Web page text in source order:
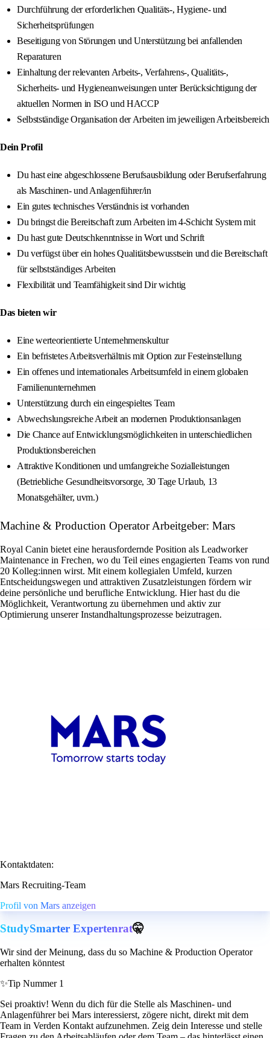
Durchführung der erforderlichen Qualitäts-, Hygiene- und
Sicherheitsprüfungen
Beseitigung von Störungen und Unterstützung bei anfallenden
Reparaturen
Einhaltung der relevanten Arbeits-, Verfahrens-, Qualitäts-,
Sicherheits- und Hygieneanweisungen unter Berücksichtigung der
aktuellen Normen in ISO und HACCP
Selbstständige Organisation der Arbeiten im jeweiligen Arbeitsbereich
Dein Profil
Du hast eine abgeschlossene Berufsausbildung oder Berufserfahrung
als Maschinen- und Anlagenführer/in
Ein gutes technisches Verständnis ist vorhanden
Du bringst die Bereitschaft zum Arbeiten im 4-Schicht System mit
Du hast gute Deutschkenntnisse in Wort und Schrift
Du verfügst über ein hohes Qualitätsbewusstsein und die Bereitschaft
für selbstständiges Arbeiten
Flexibilität und Teamfähigkeit sind Dir wichtig
Das bieten wir
Eine werteorientierte Unternehmenskultur
Ein befristetes Arbeitsverhältnis mit Option zur Festeinstellung
Ein offenes und internationales Arbeitsumfeld in einem globalen
Familienunternehmen
Unterstützung durch ein eingespieltes Team
Abwechslungsreiche Arbeit an modernen Produktionsanlagen
Die Chance auf Entwicklungsmöglichkeiten in unterschiedlichen
Produktionsbereichen
Attraktive Konditionen und umfangreiche Sozialleistungen
(Betriebliche Gesundheitsvorsorge, 30 Tage Urlaub, 13
Monatsgehälter, uvm.)
Machine & Production Operator Arbeitgeber: Mars
Royal Canin bietet eine herausfordernde Position als Leadworker
Maintenance in Frechen, wo du Teil eines engagierten Teams von rund
20 Kolleg:innen wirst. Mit einem kollegialen Umfeld, kurzen
Entscheidungswegen und attraktiven Zusatzleistungen fördern wir
deine persönliche und berufliche Entwicklung. Hier hast du die
Möglichkeit, Verantwortung zu übernehmen und aktiv zur
Optimierung unserer Instandhaltungsprozesse beizutragen.
Kontaktdaten:
Mars Recruiting-Team
Profil von Mars anzeigen
StudySmarter Expertenrat🤫
Wir sind der Meinung, dass du so Machine & Production Operator
erhalten könntest
✨Tip Nummer 1
Sei proaktiv! Wenn du dich für die Stelle als Maschinen- und
Anlagenführer bei Mars interessierst, zögere nicht, direkt mit dem
Team in Verden Kontakt aufzunehmen. Zeig dein Interesse und stelle